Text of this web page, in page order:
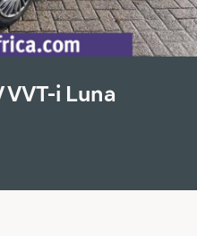
VVT-i Luna